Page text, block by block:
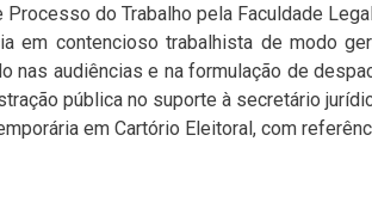
Processo do Trabalho pela Faculdade
em contencioso trabalhista de modo
nas audiências e na formulação de
pública no suporte à secretário
em Cartório Eleitoral, com